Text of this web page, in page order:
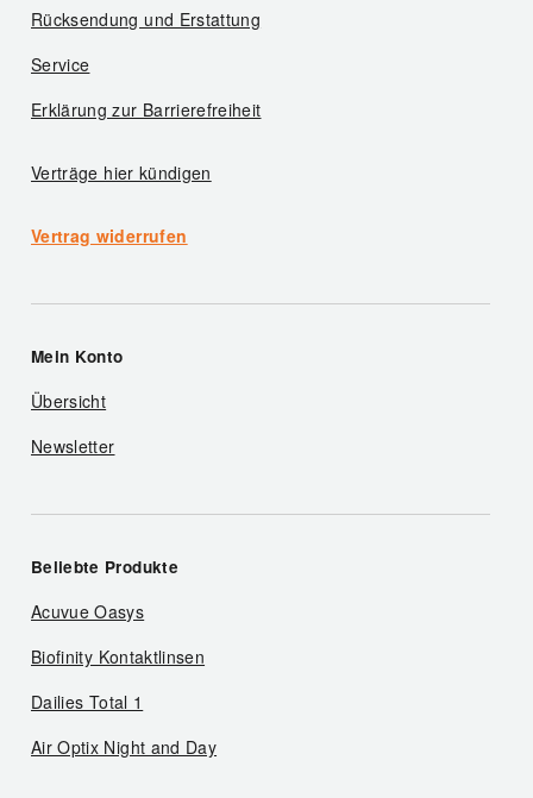
Rücksendung und Erstattung
Service
Erklärung zur Barrierefreiheit
Verträge hier kündigen
Vertrag widerrufen
Mein Konto
Übersicht
Newsletter
Beliebte Produkte
Acuvue Oasys
Biofinity Kontaktlinsen
Dailies Total 1
Air Optix Night and Day